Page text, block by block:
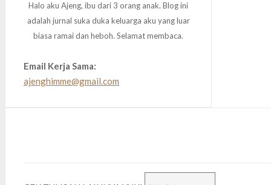
Halo aku Ajeng, ibu dari 3 orang anak. Blog ini
adalah jurnal suka duka keluarga aku yang luar
biasa ramai dan heboh. Selamat membaca.
Email Kerja Sama:
ajenghimme@gmail.com